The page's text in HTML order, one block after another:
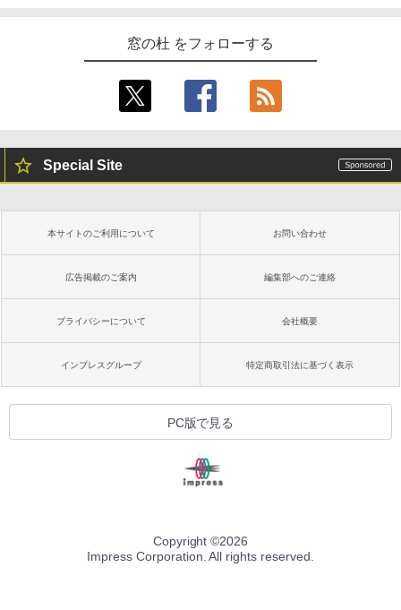
窓の杜 をフォローする
Special Site
本サイトのご利用について お問い合わせ
広告掲載のご案内 編集部へのご連絡
プライバシーについて 会社概要
インプレスグループ 特定商取引法に基づく表示
PC版で見る
Copyright ©2026
Impress Corporation. All rights reserved.